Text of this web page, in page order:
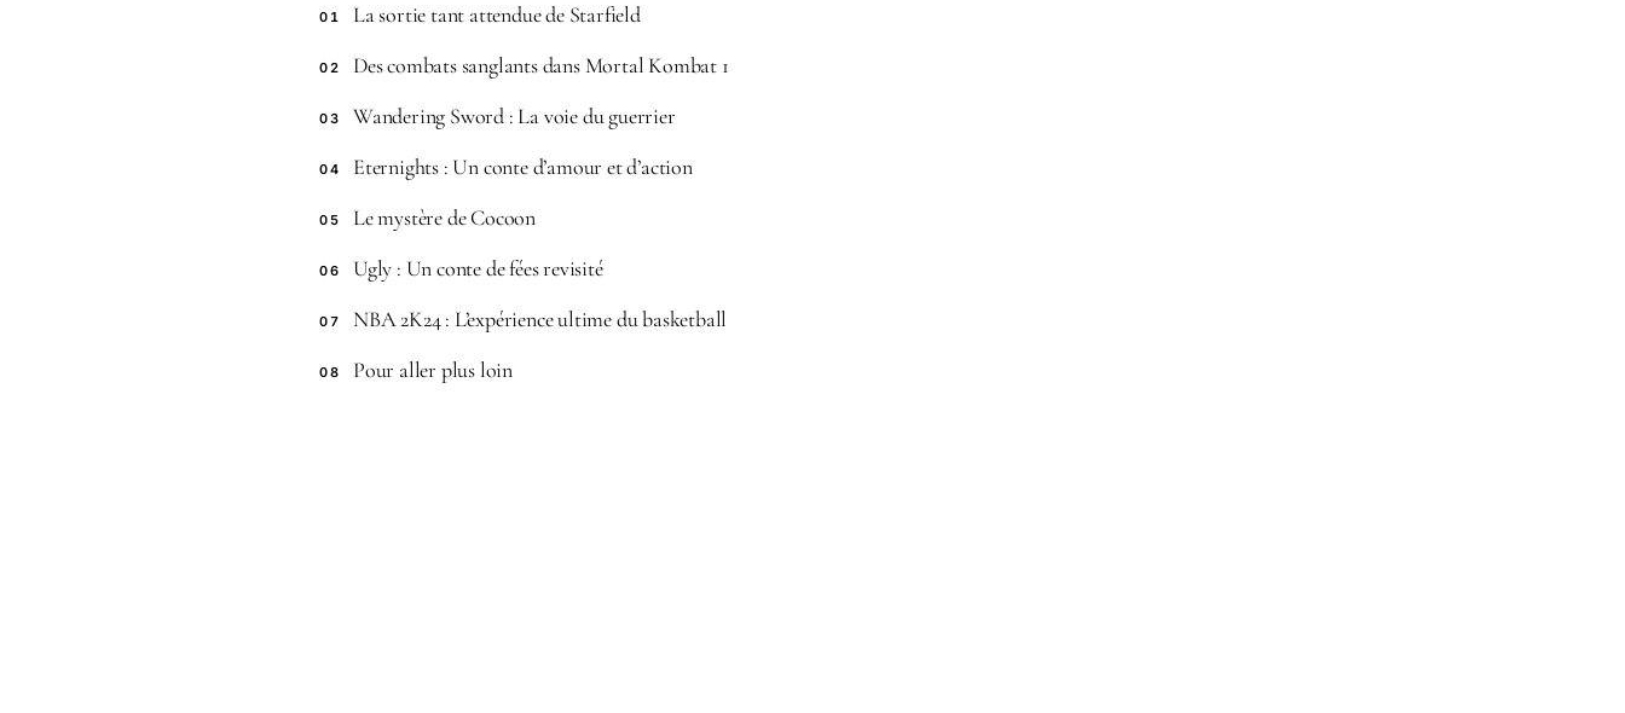
01 La sortie tant attendue de Starfield
02 Des combats sanglants dans Mortal Kombat 1
03 Wandering Sword : La voie du guerrier
04 Eternights : Un conte d’amour et d’action
05 Le mystère de Cocoon
06 Ugly : Un conte de fées revisité
07 NBA 2K24 : L’expérience ultime du basketball
08 Pour aller plus loin